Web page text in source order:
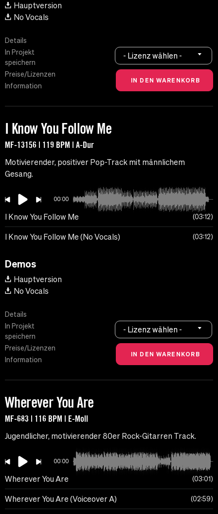
Hauptversion
No Vocals
Details
In Projekt
speichern
Preise/Lizenzen
Information
- Lizenz wählen -
I Know You Follow Me
MF-13156 | 119 BPM | A-Dur
Motivierender, positiver Pop-Track mit männlichem
Gesang.
00:00
I Know You Follow Me 03:12
I Know You Follow Me (No Vocals) 03:12
Demos
Hauptversion
No Vocals
Details
In Projekt
speichern
Preise/Lizenzen
Information
- Lizenz wählen -
Wherever You Are
MF-683 | 116 BPM | E-Moll
Jugendlicher, motivierender 80er Rock-Gitarren Track.
00:00
Wherever You Are 03:01
Wherever You Are (Voiceover A) 02:59